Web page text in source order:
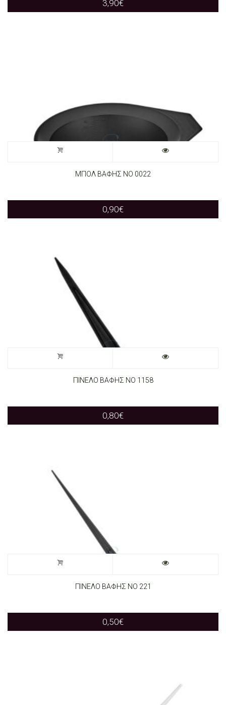
3,90€
ΜΠΟΛ ΒΑΦΗΣ ΝΟ 0022
0,90€
ΠΙΝΕΛΟ ΒΑΦΗΣ ΝΟ 1158
0,80€
ΠΙΝΕΛΟ ΒΑΦΗΣ ΝΟ 221
0,50€